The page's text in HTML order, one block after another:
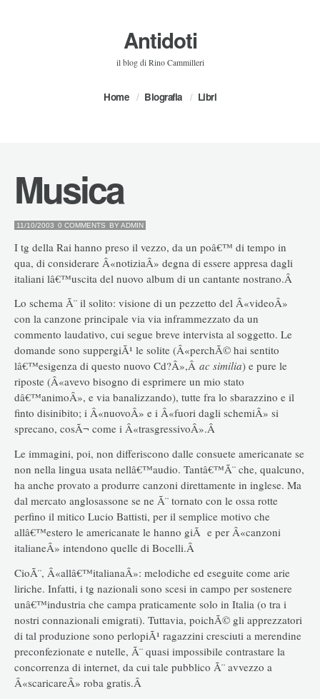
Antidoti
il blog di Rino Cammilleri
Home Biografia Libri
Musica
11/10/2003 0 COMMENTS BY ADMIN
I tg della Rai hanno preso il vezzo, da un poâ€™ di tempo in
qua, di considerare Â«notiziaÂ» degna di essere appresa dagli
italiani lâ€™uscita del nuovo album di un cantante nostrano.Â
Lo schema Ã¨ il solito: visione di un pezzetto del Â«videoÂ»
con la canzone principale via via inframmezzato da un
commento laudativo, cui segue breve intervista al soggetto. Le
domande sono suppergiÃ¹ le solite (Â«perchÃ© hai sentito
lâ€™esigenza di questo nuovo Cd?Â»,Â ac similia) e pure le
riposte (Â«avevo bisogno di esprimere un mio stato
dâ€™animoÂ», e via banalizzando), tutte fra lo sbarazzino e il
finto disinibito; i Â«nuovoÂ» e i Â«fuori dagli schemiÂ» si
sprecano, cosÃ¬ come i Â«trasgressivoÂ».Â
Le immagini, poi, non differiscono dalle consuete americanate se
non nella lingua usata nellâ€™audio. Tantâ€™Ã¨ che, qualcuno,
ha anche provato a produrre canzoni direttamente in inglese. Ma
dal mercato anglosassone se ne Ã¨ tornato con le ossa rotte
perfino il mitico Lucio Battisti, per il semplice motivo che
allâ€™estero le americanate le hanno giÃ e per Â«canzoni
italianeÂ» intendono quelle di Bocelli.Â
CioÃ¨, Â«allâ€™italianaÂ»: melodiche ed eseguite come arie
liriche. Infatti, i tg nazionali sono scesi in campo per sostenere
unâ€™industria che campa praticamente solo in Italia (o tra i
nostri connazionali emigrati). Tuttavia, poichÃ© gli apprezzatori
di tal produzione sono perlopiÃ¹ ragazzini cresciuti a merendine
preconfezionate e nutelle, Ã¨ quasi impossibile contrastare la
concorrenza di internet, da cui tale pubblico Ã¨ avvezzo a
Â«scaricareÂ» roba gratis.Â